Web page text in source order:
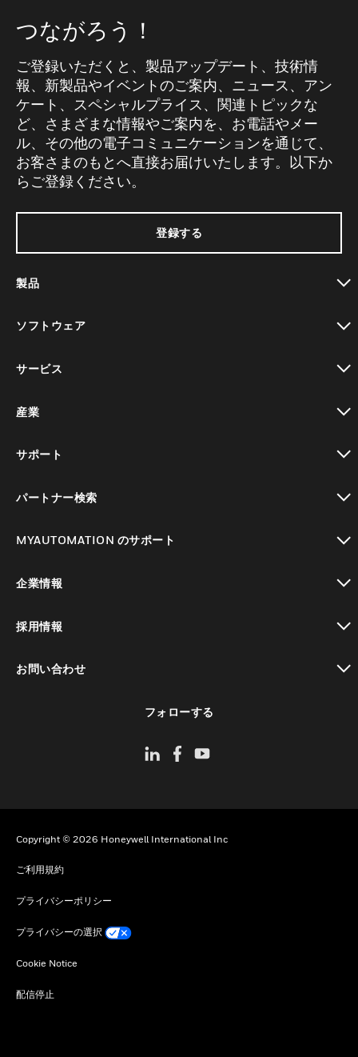
つながろう！
ご登録いただくと、製品アップデート、技術情
報、新製品やイベントのご案内、ニュース、アン
ケート、スペシャルプライス、関連トピックな
ど、さまざまな情報やご案内を、お電話やメー
ル、その他の電子コミュニケーションを通じて、
お客さまのもとへ直接お届けいたします。以下か
らご登録ください。
登録する
製品
ソフトウェア
サービス
産業
サポート
パートナー検索
MYAUTOMATION のサポート
企業情報
採用情報
お問い合わせ
フォローする
Copyright © 2026 Honeywell International Inc
ご利用規約
プライバシーポリシー
プライバシーの選択
Cookie Notice
配信停止